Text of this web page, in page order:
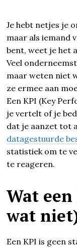
Je hebt netjes je
maar als iemand
bent, weet je het
Veel
maar weten niet
ze ermee aan
Een KPI (Key
je vertelt of je
dat je aanzet tot
datagestuurde
statistiek om te
te reageren.
Wat
wat
Een KPI is geen